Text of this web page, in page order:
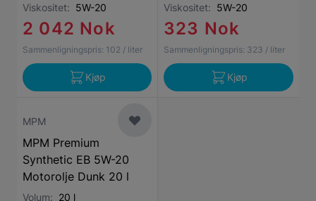
Viskositet: 5W-20
2 042 Nok
Sammenligningspris: 102 / liter
Kjøp
Viskositet: 5W-20
323 Nok
Sammenligningspris: 323 / liter
Kjøp
MPM
MPM Premium
Synthetic EB 5W-20
Motorolje Dunk 20 l
Volum: 20 l